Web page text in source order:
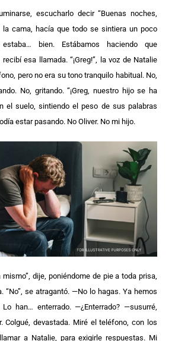
escucharlo decir “Buenas noches,
la cama, hacía que todo se sintiera un poco
bien. Estábamos haciendo que
esa llamada. “¡Greg!”, la voz de Natalie
pero no era su tono tranquilo habitual. No,
No, gritando. “¡Greg, nuestro hijo se ha
el suelo, sintiendo el peso de sus palabras
estar pasando. No Oliver. No mi hijo.
mismo”, dije, poniéndome de pie a toda prisa,
“No”, se atragantó. —No lo hagas. Ya hemos
han… enterrado. —¿Enterrado? —susurré,
Colgué, devastada. Miré el teléfono, con los
a Natalie, para exigirle respuestas. Mi